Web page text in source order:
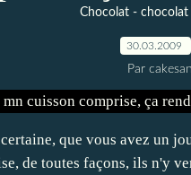
Chocolat - chocolat
30.03.2009
Par
que vous avez un
de toutes façons, ils n'y